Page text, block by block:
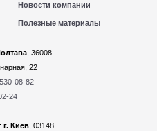
Новости компании
Полезные материалы
, 36008
22
08-82
24
г. Киев, 03148